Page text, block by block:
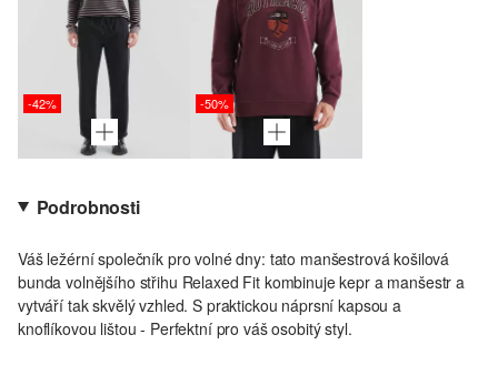
-42% -50%
Podrobnosti
Váš ležérní společník pro volné dny: tato manšestrová košilová
bunda volnějšího střihu Relaxed Fit kombinuje kepr a manšestr a
vytváří tak skvělý vzhled. S praktickou náprsní kapsou a
knoflíkovou lištou - Perfektní pro váš osobitý styl.